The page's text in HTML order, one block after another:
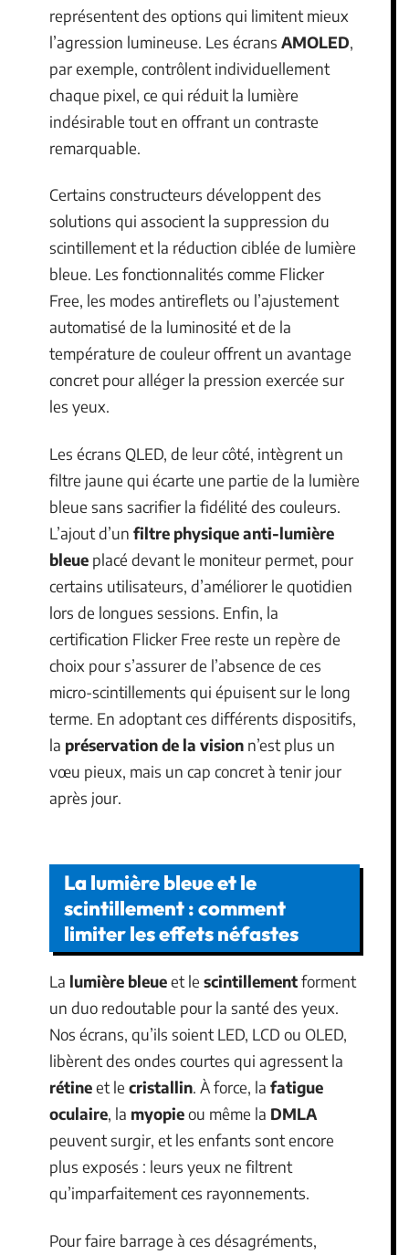
représentent des options qui limitent mieux
l’agression lumineuse. Les écrans AMOLED,
par exemple, contrôlent individuellement
chaque pixel, ce qui réduit la lumière
indésirable tout en offrant un contraste
remarquable.
Certains constructeurs développent des
solutions qui associent la suppression du
scintillement et la réduction ciblée de lumière
bleue. Les fonctionnalités comme Flicker
Free, les modes antireflets ou l’ajustement
automatisé de la luminosité et de la
température de couleur offrent un avantage
concret pour alléger la pression exercée sur
les yeux.
Les écrans QLED, de leur côté, intègrent un
filtre jaune qui écarte une partie de la lumière
bleue sans sacrifier la fidélité des couleurs.
L’ajout d’un filtre physique anti-lumière
bleue placé devant le moniteur permet, pour
certains utilisateurs, d’améliorer le quotidien
lors de longues sessions. Enfin, la
certification Flicker Free reste un repère de
choix pour s’assurer de l’absence de ces
micro-scintillements qui épuisent sur le long
terme. En adoptant ces différents dispositifs,
la préservation de la vision n’est plus un
vœu pieux, mais un cap concret à tenir jour
après jour.
La lumière bleue et le
scintillement : comment
limiter les effets néfastes
La lumière bleueet le scintillementforment
un duo redoutable pour la santé des yeux.
Nos écrans, qu’ils soient LED, LCD ou OLED,
libèrent des ondes courtes qui agressent la
rétineet le cristallin. À force, la fatigue
oculaire, la myopieou même la DMLA
peuvent surgir, et les enfants sont encore
plus exposés : leurs yeux ne filtrent
qu’imparfaitement ces rayonnements.
Pour faire barrage à ces désagréments,